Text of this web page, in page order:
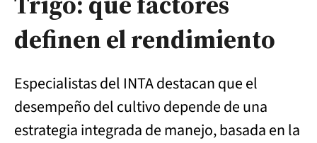
definen el rendimiento
Especialistas del INTA destacan que el
desempeño del cultivo depende de una
estrategia integrada de manejo, basada en la